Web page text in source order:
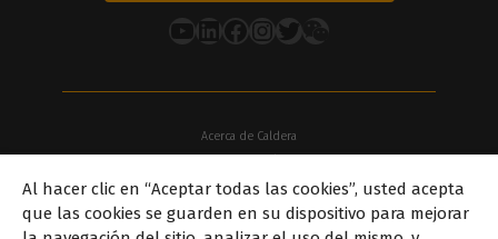
YouTube
LinkedIn
Facebook
Instagram
Twitter
Acerca de Caldera
Acerca de Dover
Carreras profesionales
Al hacer clic en “Aceptar todas las cookies”, usted acepta
que las cookies se guarden en su dispositivo para mejorar